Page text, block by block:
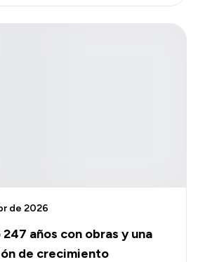
años con obras y una
de crecimiento
de 2026